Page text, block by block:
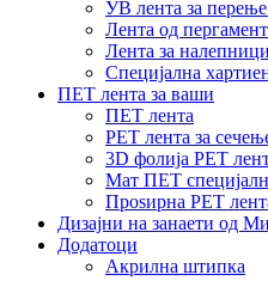
УВ лента за
Лента од пергамент
Лента за
Специјална
ПЕТ лента за ваши
ПЕТ лента
PET лента за
3D фолија PET
Мат ПЕТ
Проѕирна PET
Дизајни на занаети од
Додатоци
Акрилна штипка